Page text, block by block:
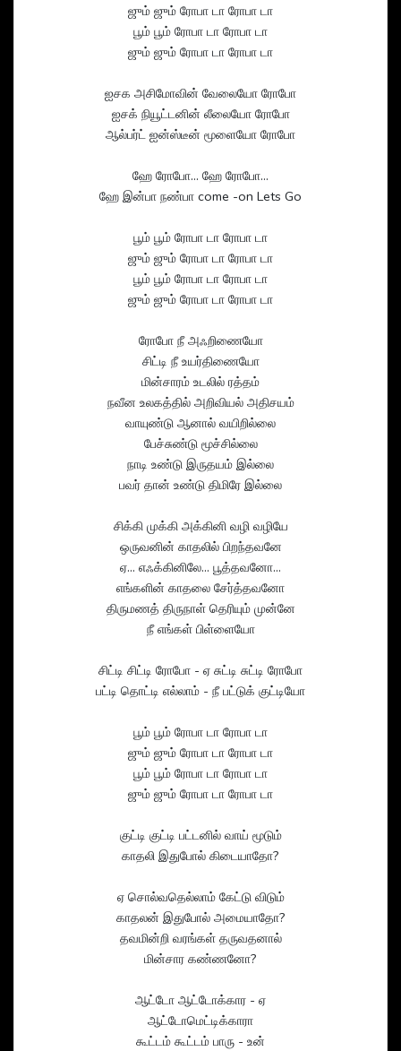
ஜும் ஜும் ரோபா டா ரோபா டா
பூம் பூம் ரோபா டா ரோபா டா
ஜும் ஜும் ரோபா டா ரோபா டா
ஐசக அசிமோவின் வேலையோ ரோபோ
ஐசக் நியூட்டனின் லீலையோ ரோபோ
ஆல்பர்ட் ஐன்ஸ்டீன் மூளையோ ரோபோ
ஹே ரோபோ... ஹே ரோபோ...
ஹே இன்பா நண்பா come -on Lets Go
பூம் பூம் ரோபா டா ரோபா டா
ஜும் ஜும் ரோபா டா ரோபா டா
பூம் பூம் ரோபா டா ரோபா டா
ஜும் ஜும் ரோபா டா ரோபா டா
ரோபோ நீ அஃறிணையோ
சிட்டி நீ உயர்திணையோ
மின்சாரம் உடலில் ரத்தம்
நவீன உலகத்தில் அறிவியல் அதிசயம்
வாயுண்டு ஆனால் வயிறில்லை
பேச்சுண்டு மூச்சில்லை
நாடி உண்டு இருதயம் இல்லை
பவர் தான் உண்டு திமிரே இல்லை
சிக்கி முக்கி அக்கினி வழி வழியே
ஒருவனின் காதலில் பிறந்தவனே
ஏ... எஃக்கினிலே... பூத்தவனோ...
எங்களின் காதலை சேர்த்தவனோ
திருமணத் திருநாள் தெரியும் முன்னே
நீ எங்கள் பிள்ளையோ
சிட்டி சிட்டி ரோபோ - ஏ சுட்டி சுட்டி ரோபோ
பட்டி தொட்டி எல்லாம் - நீ பட்டுக் குட்டியோ
பூம் பூம் ரோபா டா ரோபா டா
ஜும் ஜும் ரோபா டா ரோபா டா
பூம் பூம் ரோபா டா ரோபா டா
ஜும் ஜும் ரோபா டா ரோபா டா
குட்டி குட்டி பட்டனில் வாய் மூடும்
காதலி இதுபோல் கிடையாதோ?
ஏ சொல்வதெல்லாம் கேட்டு விடும்
காதலன் இதுபோல் அமையாதோ?
தவமின்றி வரங்கள் தருவதனால்
மின்சார கண்ணனோ?
ஆட்டோ ஆட்டோக்கார - ஏ
ஆட்டோமெட்டிக்காரா
கூட்டம் கூட்டம் பாரு - உன்